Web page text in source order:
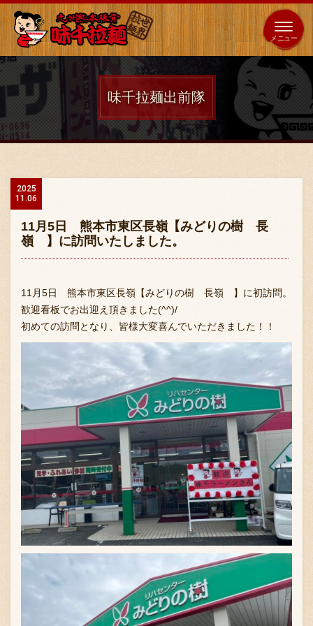
全国
展開 海外 653 店 64 店
ホーム
店舗案内
味千の取り組み
お問い合わせ
ブランド一覧
FC加盟店募集
会社案内
お知らせ
味千拉麺出前隊
2025
11.06
11月5日 熊本市東区長嶺【みどりの樹 長
嶺 】に訪問いたしました。
11月5日 熊本市東区長嶺【みどりの樹 長嶺 】に初訪問。
歓迎看板でお出迎え頂きました(^^)/
初めての訪問となり、皆様大変喜んでいただきました！！